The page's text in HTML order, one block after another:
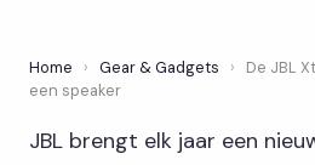
Home › Gear & Gadgets ›
De JBL
een speaker
JBL brengt elk jaar een